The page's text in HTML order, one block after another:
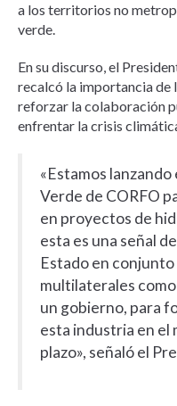
a los territorios no
verde.
En su discurso, el
recalcó la importancia de
reforzar la colaboración
enfrentar la crisis
«Estamos
Verde de CORFO
en proyectos de
esta es una señal
Estado en
multilaterales como
un gobierno, para
esta industria en el
plazo», señaló el